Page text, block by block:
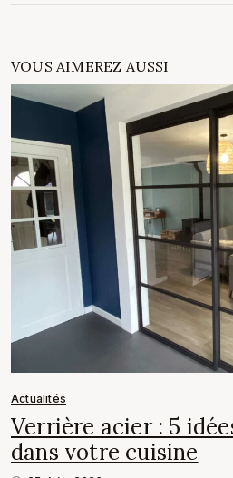
VOUS AIMEREZ AUSSI
Actualités
Verrière acier : 5
dans votre cuisine